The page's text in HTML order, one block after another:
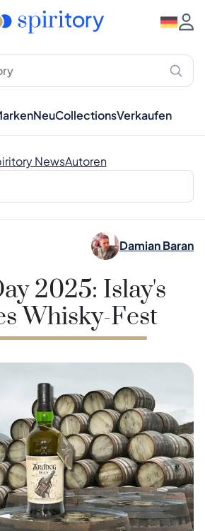
NeuCollectionsVerkaufen
NewsAutoren
Damian Baran
2025: Islay's
Whisky-Fest